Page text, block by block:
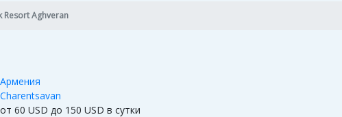
Resort Aghveran
Армения
Charentsavan
от 60 USD до 150 USD в сутки